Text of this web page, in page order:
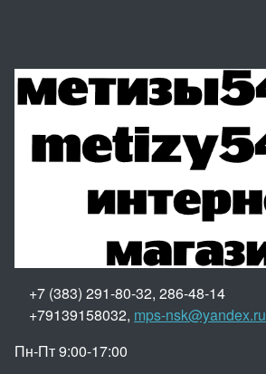
+7 (383) 291-80-32, 286-48-14
+79139158032, mps-nsk@yandex.ru
Пн-Пт 9:00-17:00